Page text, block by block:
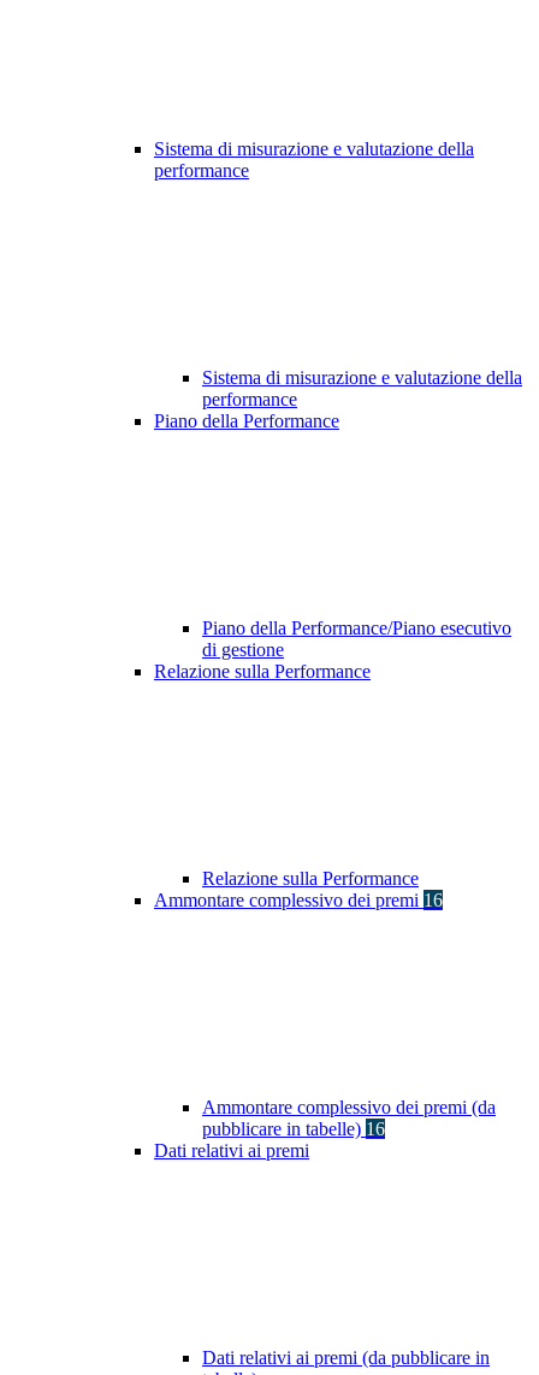
Sistema di misurazione e valutazione della
performance
Sistema di misurazione e valutazione della
performance
Piano della Performance
Piano della Performance/Piano esecutivo
di gestione
Relazione sulla Performance
Relazione sulla Performance
Ammontare complessivo dei premi 16
Ammontare complessivo dei premi (da
pubblicare in tabelle) 16
Dati relativi ai premi
Dati relativi ai premi (da pubblicare in